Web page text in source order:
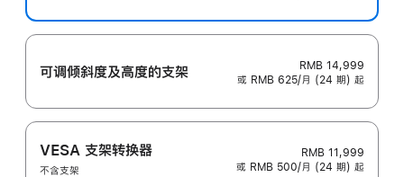
可调倾斜度及高‍度的支‍架
RMB 14,999
或 RMB 625/月 (24 期) 起
VESA 支架转换器
不含支架
RMB 11,999
或 RMB 500/月 (24 期) 起